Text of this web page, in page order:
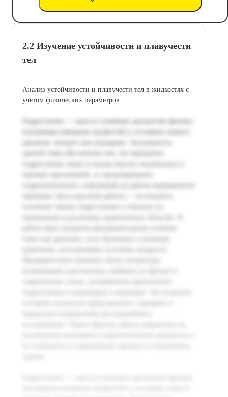
2.2 Изучение устойчивости и плавучести
тел
Анализ устойчивости и плавучести тел в жидкостях с
учетом физических параметров.